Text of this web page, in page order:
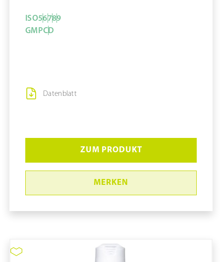
Datenblatt
ISO56789
GMPCD
ZUM PRODUKT
MERKEN
Sterillium Gel pure #9814522